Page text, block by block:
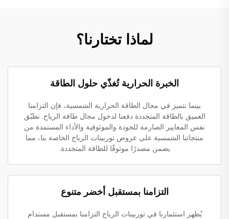
لماذا تختارنا؟
الخبرة الحرارية تُغذّي حلول الطاقة
بينما نتميز في مجال الطاقة الحرارية الشمسية، فإن التزامنا
العميق بالطاقة المتجددة دفعنا لدخول مجال طاقة الرياح. نطبّق
نفس المعايير الصارمة للجودة والموثوقية والأداء المستمدة من
منتجاتنا الشمسية على عروض توربينات الرياح الخاصة بنا، مما
يضمن مصدرًا موثوقًا للطاقة المتجددة.
التزامنا بمستقبل أخضر متنوع
يُظهر استثمارنا في توربينات الرياح التزامنا بمستقبل مستدام